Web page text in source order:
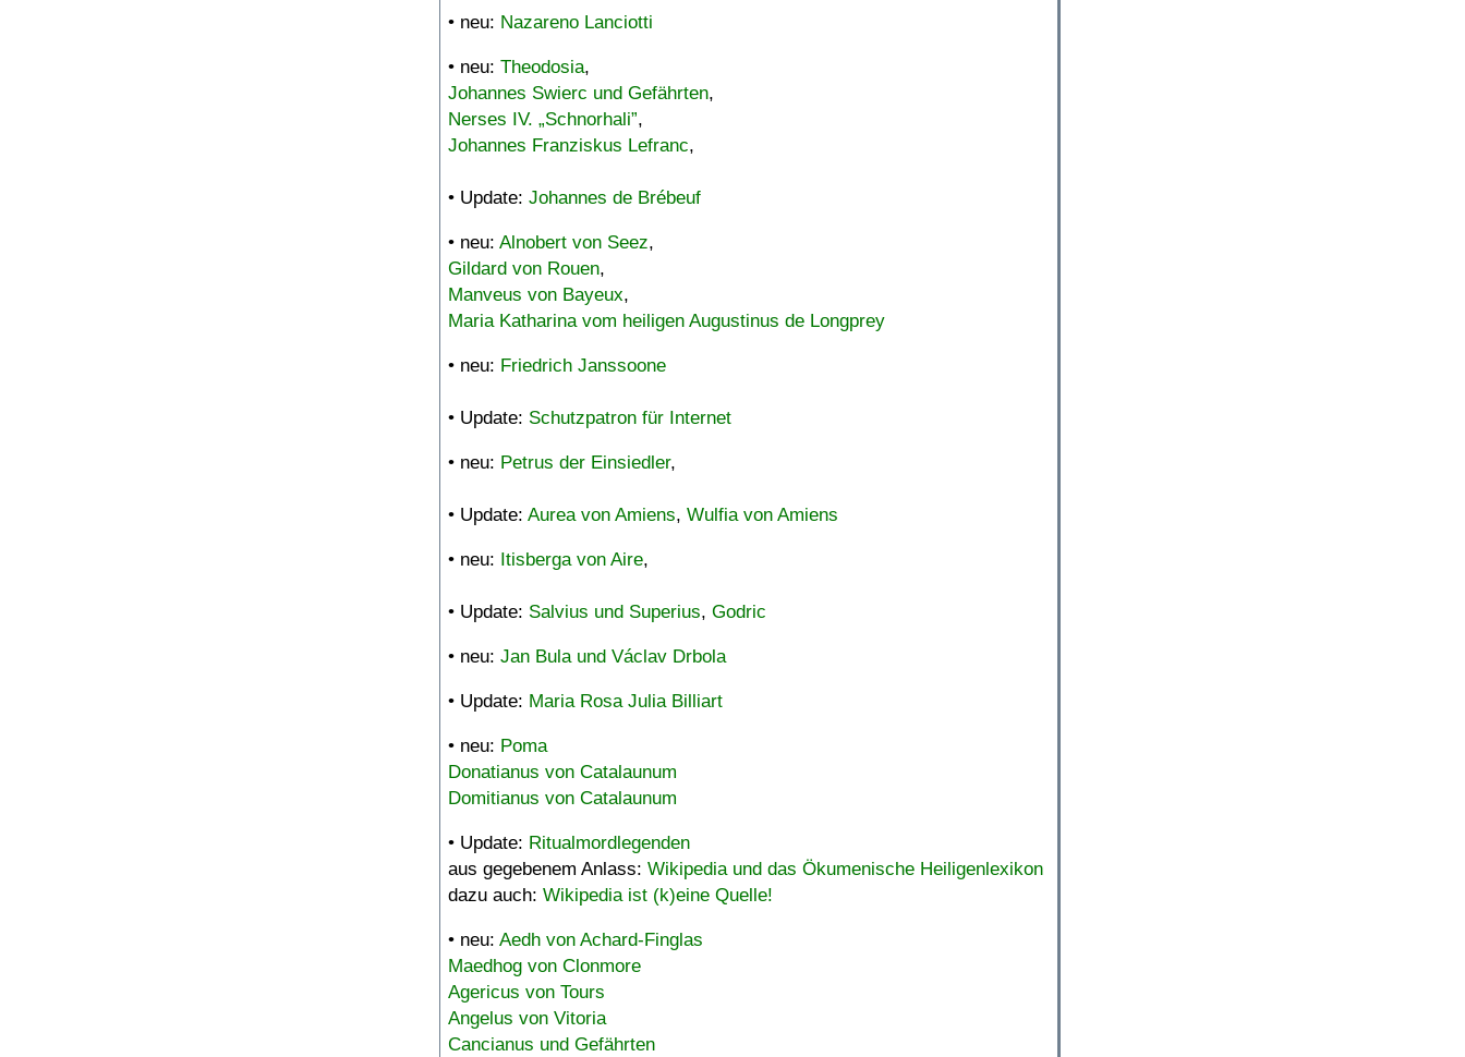
• neu: Nazareno Lanciotti
• neu: Theodosia,
Johannes Swierc und Gefährten,
Nerses IV. „Schnorhali”,
Johannes Franziskus Lefranc,
• Update: Johannes de Brébeuf
• neu: Alnobert von Seez,
Gildard von Rouen,
Manveus von Bayeux,
Maria Katharina vom heiligen Augustinus de Longprey
• neu: Friedrich Janssoone
• Update: Schutzpatron für Internet
• neu: Petrus der Einsiedler,
• Update: Aurea von Amiens, Wulfia von Amiens
• neu: Itisberga von Aire,
• Update: Salvius und Superius, Godric
• neu: Jan Bula und Václav Drbola
• Update: Maria Rosa Julia Billiart
• neu: Poma
Donatianus von Catalaunum
Domitianus von Catalaunum
• Update: Ritualmordlegenden
aus gegebenem Anlass: Wikipedia und das Ökumenische Heiligenlexikon
dazu auch: Wikipedia ist (k)eine Quelle!
• neu: Aedh von Achard-Finglas
Maedhog von Clonmore
Agericus von Tours
Angelus von Vitoria
Cancianus und Gefährten